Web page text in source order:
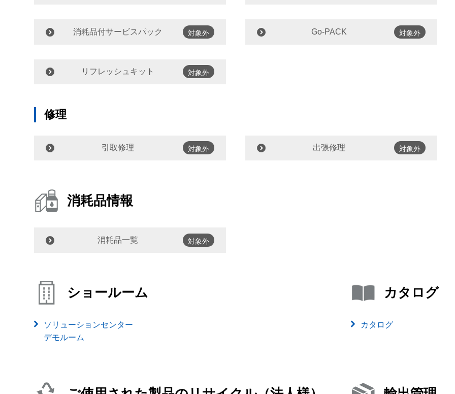
消耗品付サービスパック 対象外 Go-PACK 対象外
リフレッシュキット 対象外
修理
引取修理 対象外 出張修理 対象外
消耗品情報
消耗品一覧 対象外
ショールーム
ソリューションセンター
デモルーム
カタログ
カタログ